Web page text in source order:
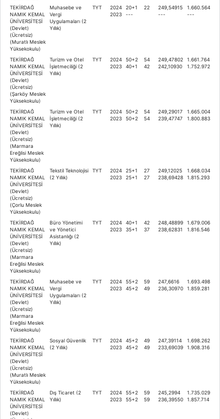
TEKİRDAĞ
NAMIK KEMAL
ÜNİVERSİTESİ
(Devlet)
(Ücretsiz)
(Muratlı Meslek
Yüksekokulu)
Muhasebe ve
Vergi
Uygulamaları (2
Yıllık)
TYT
2024
2023
20+1
---
22
249,54915
---
1.660.564
---
TEKİRDAĞ
NAMIK KEMAL
ÜNİVERSİTESİ
(Devlet)
(Ücretsiz)
(Şarköy Meslek
Yüksekokulu)
Turizm ve Otel
İşletmeciliği (2
Yıllık)
TYT
2024
2023
50+2
40+1
54
42
249,47802
242,10930
1.661.764
1.752.972
TEKİRDAĞ
NAMIK KEMAL
ÜNİVERSİTESİ
(Devlet)
(Ücretsiz)
(Marmara
Ereğlisi Meslek
Yüksekokulu)
Turizm ve Otel
İşletmeciliği (2
Yıllık)
TYT
2024
2023
50+2
50+2
54
54
249,29017
239,47747
1.665.004
1.800.883
TEKİRDAĞ
NAMIK KEMAL
ÜNİVERSİTESİ
(Devlet)
(Ücretsiz)
(Çorlu Meslek
Yüksekokulu)
Tekstil Teknolojisi
(2 Yıllık)
TYT
2024
2023
25+1
25+1
27
27
249,12025
238,69428
1.668.034
1.815.293
TEKİRDAĞ
NAMIK KEMAL
ÜNİVERSİTESİ
(Devlet)
(Ücretsiz)
(Marmara
Ereğlisi Meslek
Yüksekokulu)
Büro Yönetimi
ve Yönetici
Asistanlığı (2
Yıllık)
TYT
2024
2023
40+1
35+1
42
37
248,48899
238,62831
1.679.006
1.816.546
TEKİRDAĞ
NAMIK KEMAL
ÜNİVERSİTESİ
(Devlet)
(Ücretsiz)
(Marmara
Ereğlisi Meslek
Yüksekokulu)
Muhasebe ve
Vergi
Uygulamaları (2
Yıllık)
TYT
2024
2023
55+2
45+2
59
49
247,6616
236,30970
1.693.498
1.859.281
TEKİRDAĞ
NAMIK KEMAL
ÜNİVERSİTESİ
(Devlet)
(Ücretsiz)
(Muratlı Meslek
Yüksekokulu)
Sosyal Güvenlik
(2 Yıllık)
TYT
2024
2023
45+2
45+2
49
49
247,39114
233,69039
1.698.262
1.908.316
TEKİRDAĞ
NAMIK KEMAL
ÜNİVERSİTESİ
(Devlet)
Dış Ticaret (2
Yıllık)
TYT
2024
2023
55+2
55+2
59
59
245,2994
236,39550
1.735.029
1.857.714